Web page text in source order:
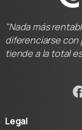
"Nada más
diferenciarse
tiende a la total
Legal